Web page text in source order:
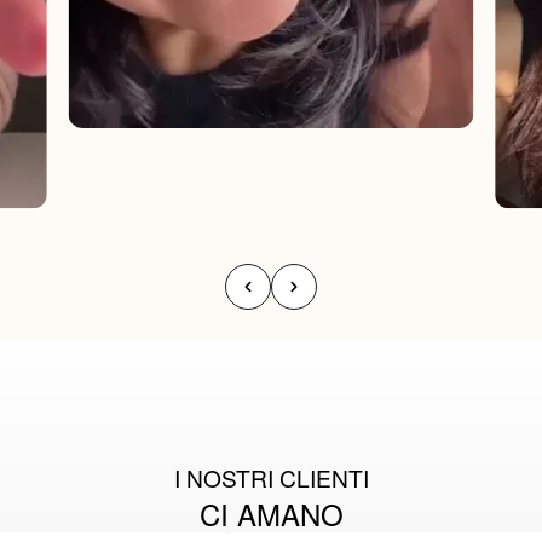
I NOSTRI CLIENTI
CI AMANO